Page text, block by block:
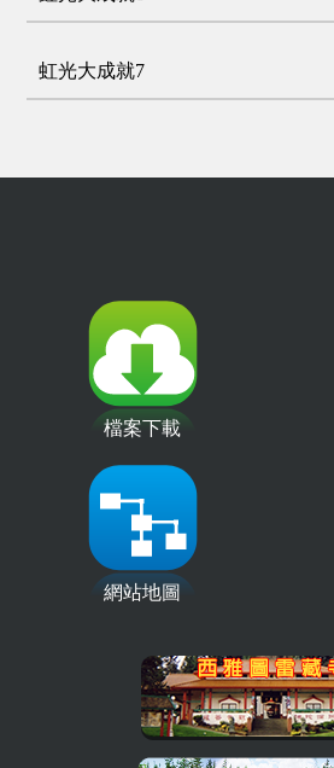
虹光大成就7
檔案下載
網站地圖